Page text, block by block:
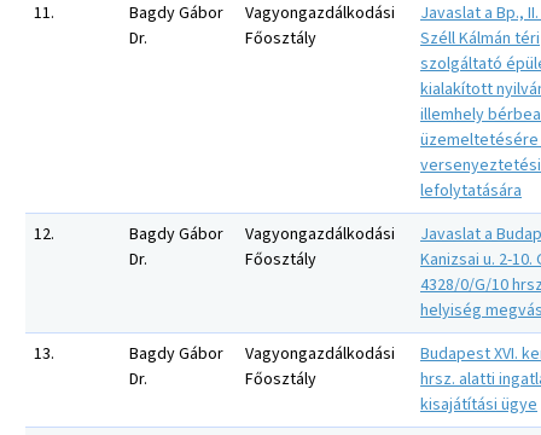
11.
Bagdy Gábor
Dr.
Vagyongazdálkodási
Főosztály
Javaslat a Bp.,
Széll Kálmán téri
szolgáltató
kialakított
illemhely
üzemeltetésére
lefolytatására
12.
Bagdy Gábor
Dr.
Vagyongazdálkodási
Főosztály
Javaslat a
Kanizsai u. 2-10.
4328/0/G/10
helyiség
13.
Bagdy Gábor
Dr.
Vagyongazdálkodási
Főosztály
Budapest XVI.
hrsz. alatti
kisajátítási ügye